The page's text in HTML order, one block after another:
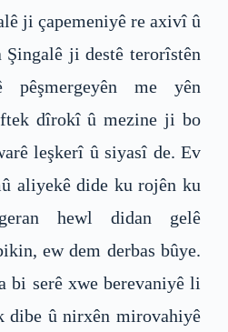
ji çapemeniyê re axivî û
ji destê terorîstên
me yên
dîrokî û mezine ji bo
leşkerî û siyasî de. Ev
aliyekê dide ku rojên ku
hewl didan gelê
ew dem derbas bûye.
bi serê xwe berevaniyê li
dibe û nirxên mirovahiyê